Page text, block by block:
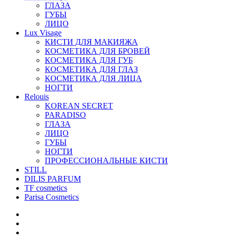
ГЛАЗА
ГУБЫ
ЛИЦО
Lux Visage
КИСТИ ДЛЯ МАКИЯЖА
КОСМЕТИКА ДЛЯ БРОВЕЙ
КОСМЕТИКА ДЛЯ ГУБ
КОСМЕТИКА ДЛЯ ГЛАЗ
КОСМЕТИКА ДЛЯ ЛИЦА
НОГТИ
Relouis
KOREAN SECRET
PARADISO
ГЛАЗА
ЛИЦО
ГУБЫ
НОГТИ
ПРОФЕССИОНАЛЬНЫЕ КИСТИ
STILL
DILIS PARFUM
TF cosmetics
Parisa Cosmetics